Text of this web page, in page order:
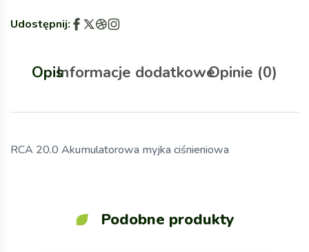
Udostępnij:
OpisInformacje dodatkoweOpinie (0)
RCA 20.0 Akumulatorowa myjka ciśnieniowa
Podobne produkty